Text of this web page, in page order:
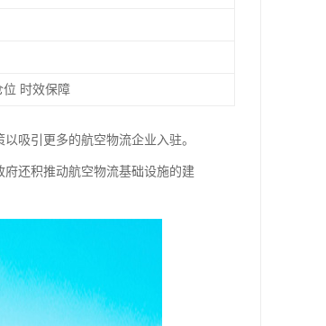
位 时效保障
吸引更多的航空物流企业入驻。
还积推动航空物流基础设施的建